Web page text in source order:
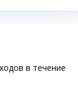
в течение